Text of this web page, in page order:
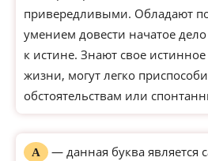
привередливыми. Обладают
умением довести начатое
к истине. Знают свое
жизни, могут легко
обстоятельствам или
А
— данная буква является